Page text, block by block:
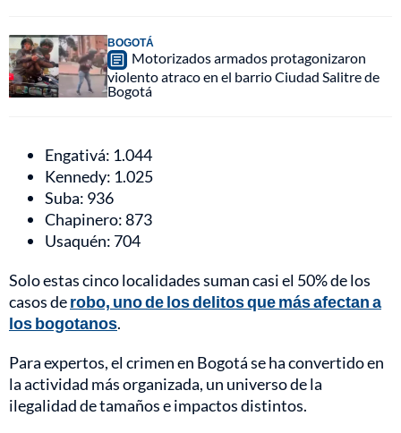
BOGOTÁ
Motorizados armados protagonizaron
violento atraco en el barrio Ciudad Salitre de
Bogotá
Engativá: 1.044
Kennedy: 1.025
Suba: 936
Chapinero: 873
Usaquén: 704
Solo estas cinco localidades suman casi el 50% de los
casos derobo, uno de los delitos que más afectan a
los bogotanos.
Para expertos, el crimen en Bogotá se ha convertido en
la actividad más organizada, un universo de la
ilegalidad de tamaños e impactos distintos.